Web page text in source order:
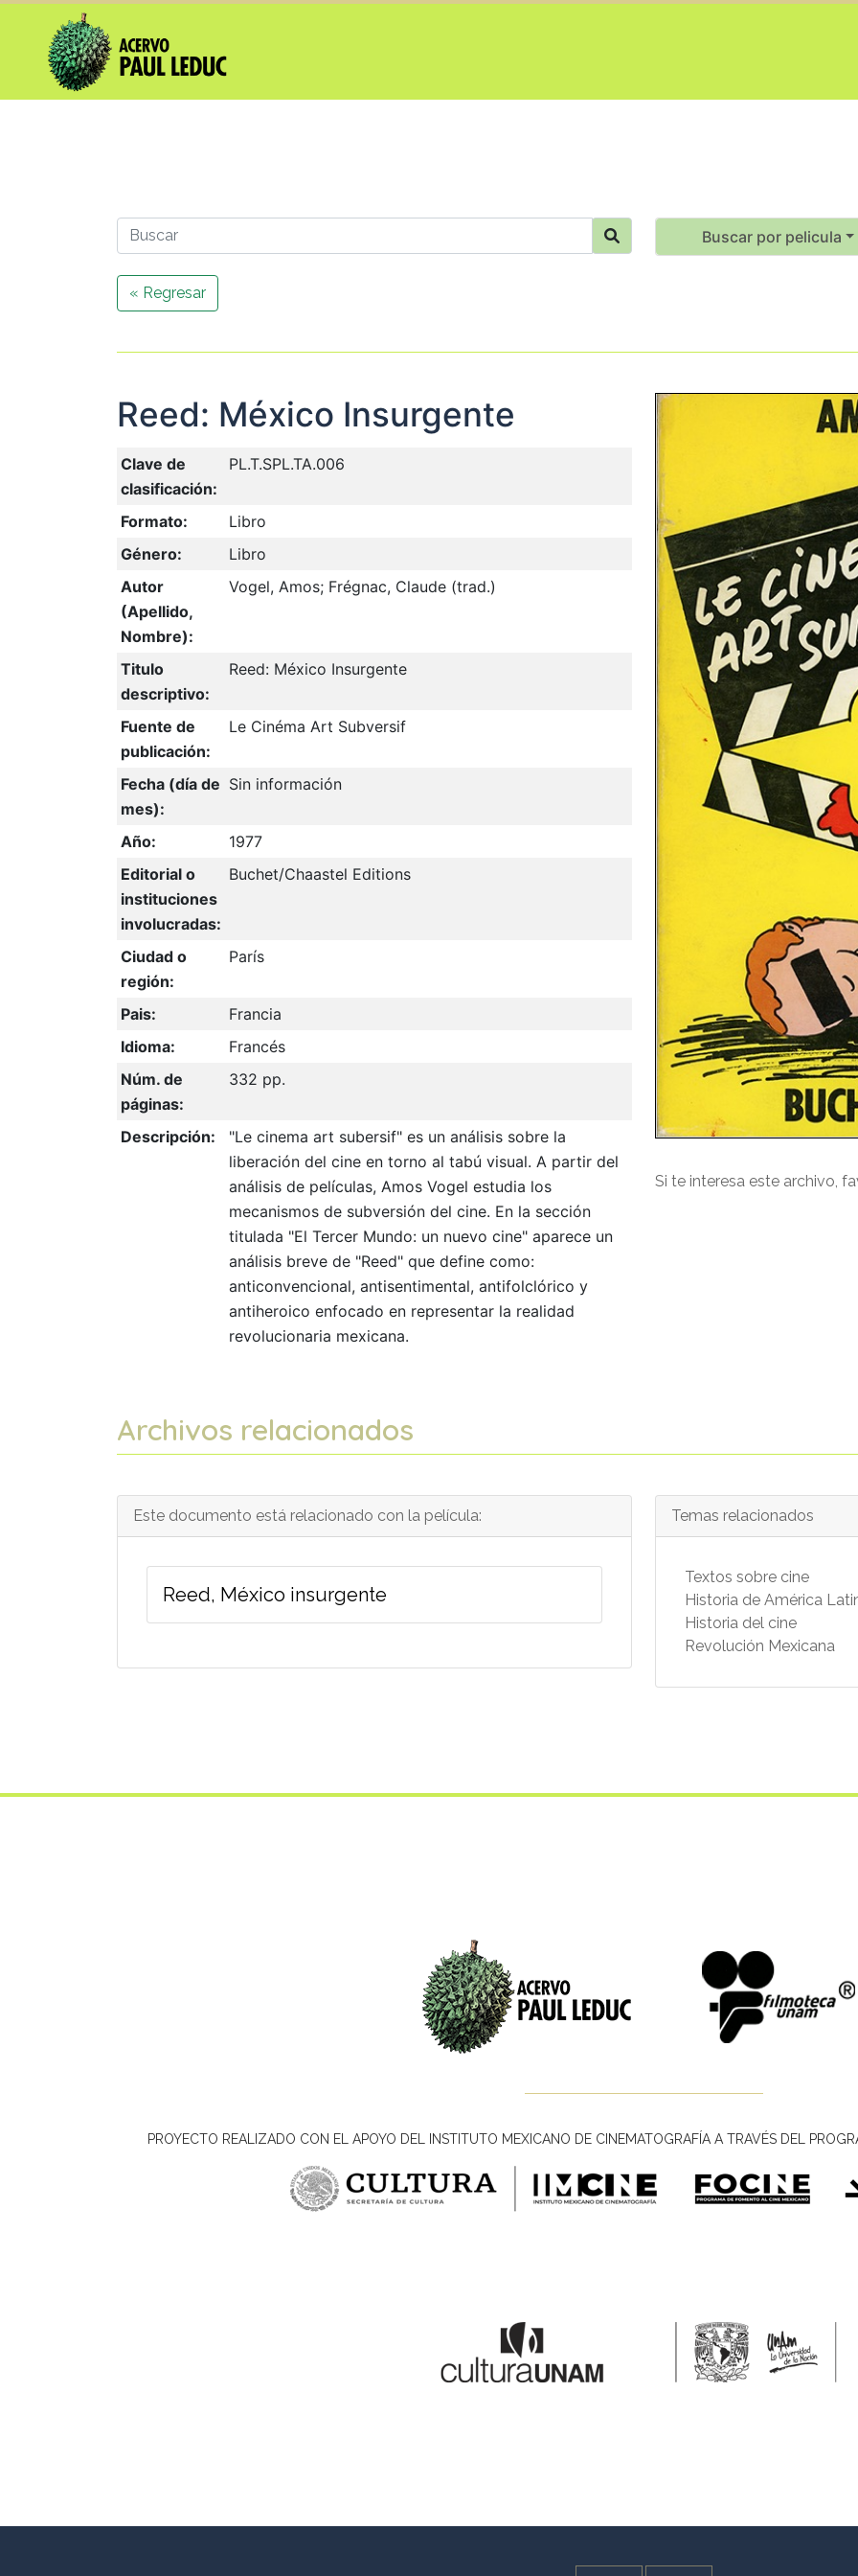
Buscar por pelicula
« Regresar
Reed: México Insurgente
Clave de
clasificación:
PL.T.SPL.TA.006
Formato:
Libro
Género:
Libro
Autor
(Apellido,
Nombre):
Vogel, Amos; Frégnac, Claude (trad.)
Titulo
descriptivo:
Reed: México Insurgente
Fuente de
publicación:
Le Cinéma Art Subversif
Fecha (día de
mes):
Sin información
Año:
1977
Editorial o
instituciones
involucradas:
Buchet/Chaastel Editions
Ciudad o
región:
París
Pais:
Francia
Idioma:
Francés
Núm. de
páginas:
332 pp.
Descripción:
"Le cinema art subersif" es un análisis sobre la
liberación del cine en torno al tabú visual. A partir del
análisis de películas, Amos Vogel estudia los
mecanismos de subversión del cine. En la sección
titulada "El Tercer Mundo: un nuevo cine" aparece un
análisis breve de "Reed" que define como:
anticonvencional, antisentimental, antifolclórico y
antiheroico enfocado en representar la realidad
revolucionaria mexicana.
Si te interesa este archivo,
Archivos relacionados
Este documento está relacionado con la película:
Reed, México insurgente
Temas relacionados
Textos sobre cine
Historia de América
Historia del cine
Revolución Mexicana
PROYECTO REALIZADO CON EL APOYO DEL INSTITUTO MEXICANO DE CINEMATOGRAFÍA A TRAVÉS DEL